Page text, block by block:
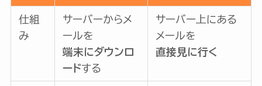
仕組
み
サーバーからメ
ールを
端末にダウンロ
ードする
サーバー上にある
メールを
直接見に行く